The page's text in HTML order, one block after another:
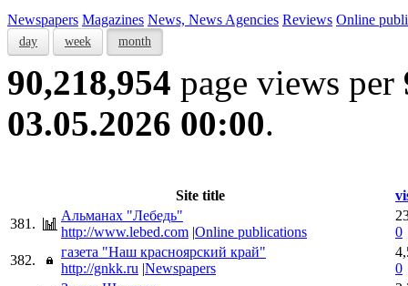
Newspapers Magazines News, News Agencies Reviews Online
day week month
90,218,954 page views per
03.05.2026 00:00.
Site title
381.
Альманах "Лебедь"
http://www.lebed.com |Online publications
0
382.
газета "Наш красноярский край"
http://gnkk.ru |Newspapers
0